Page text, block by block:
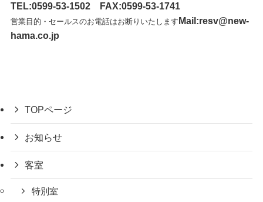
TEL:0599-53-1502FAX:0599-53-1741
営業目的・セールスのお電話はお断りいたします Mail:resv@new-
hama.co.jp
TOPページ
お知らせ
客室
特別室